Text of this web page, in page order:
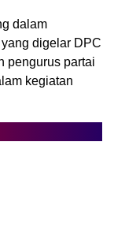
dalam
digelar DPC
pengurus partai
kegiatan